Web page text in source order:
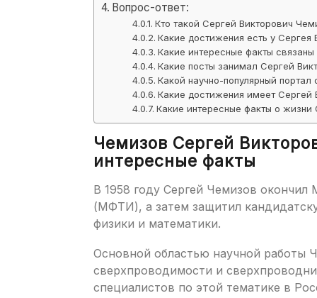
Вопрос-ответ:
Кто такой Сергей Викторович
Какие достижения есть у Сергея
Какие интересные факты
Какие посты занимал Сергей
Какой научно-популярный
Какие достижения имеет Сергей
Какие интересные факты о жизни
Чемизов Сергей
интересные факты
В 1958 году Сергей Чемизов окончил
(МФТИ), а затем защитил
физики и математики.
Основной областью научной работы
сверхпроводимости и
специалистов по этой тематике в